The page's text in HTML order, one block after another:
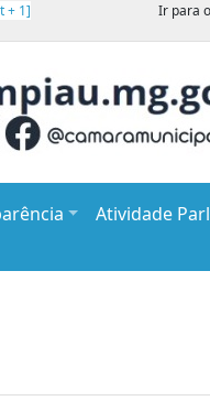
+ 1] Ir para
Atividade